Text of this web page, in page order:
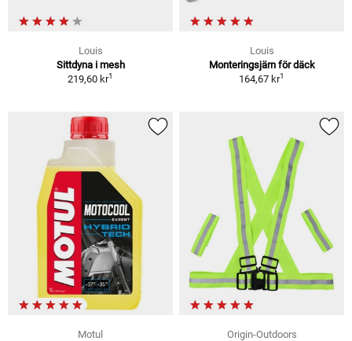
Louis
Sittdyna i mesh
219,60 kr1
Louis
Monteringsjärn för däck
164,67 kr1
Motul
Origin-Outdoors